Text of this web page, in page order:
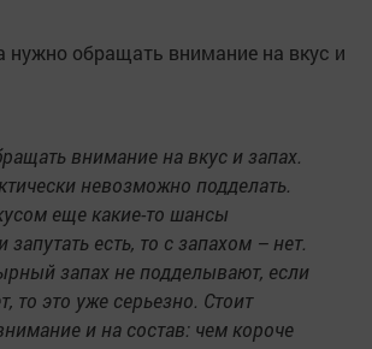
обращать внимание на вкус и
внимание на вкус и запах.
невозможно подделать.
еще какие-то шансы
запутать есть, то с запахом – нет.
запах не подделывают, если
то это уже серьезно. Стоит
и на состав: чем короче